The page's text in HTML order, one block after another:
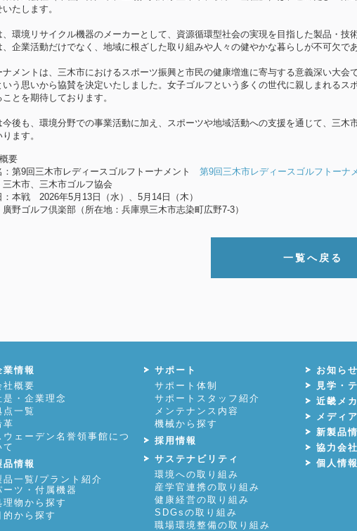
たします。
、環境リサイクル機器のメーカーとして、資源循環型社会の実現を目指した製品・技
、企業活動だけでなく、地域に根ざした取り組みや人々の健やかな暮らしが不可欠で
ナメントは、三木市におけるスポーツ振興と市民の健康増進に寄与する意義深い大
いう思いから協賛を決定いたしました。女子ゴルフという多くの世代に親しまれる
ことを期待しております。
今後も、環境分野での事業活動に加え、スポーツや地域活動への支援を通じて、三
ます。
要
：第9回三木市レディースゴルフトーナメント 第9回三木市レディースゴルフトーナ
三木市、三木市ゴルフ協会
：本戦 2026年5月13日（水）、5月14日（木）
廣野ゴルフ倶楽部（所在地：兵庫県三木市志染町広野7-3）
一覧へ戻る
業情報
社概要
是・企業理念
点一覧
革
ウェーデン名誉領事館につ
て
品情報
品一覧/プラント紹介
ーツ・付属機器
理物から探す
的から探す
サポート
サポート体制
サポートスタッフ紹介
メンテナンス内容
機械から探す
採用情報
サステナビリティ
環境への取り組み
産学官連携の取り組み
健康経営の取り組み
SDGsの取り組み
職場環境整備の取り組み
お知らせ
見学・
近畿メ
メディ
新製品
協力会
個人情